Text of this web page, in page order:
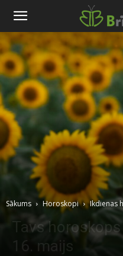
Sākums Horoskopi Ikdienas
Tavs
16. maijs